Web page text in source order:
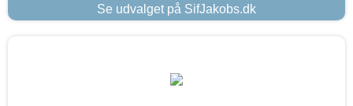
Se udvalget på SifJakobs.dk